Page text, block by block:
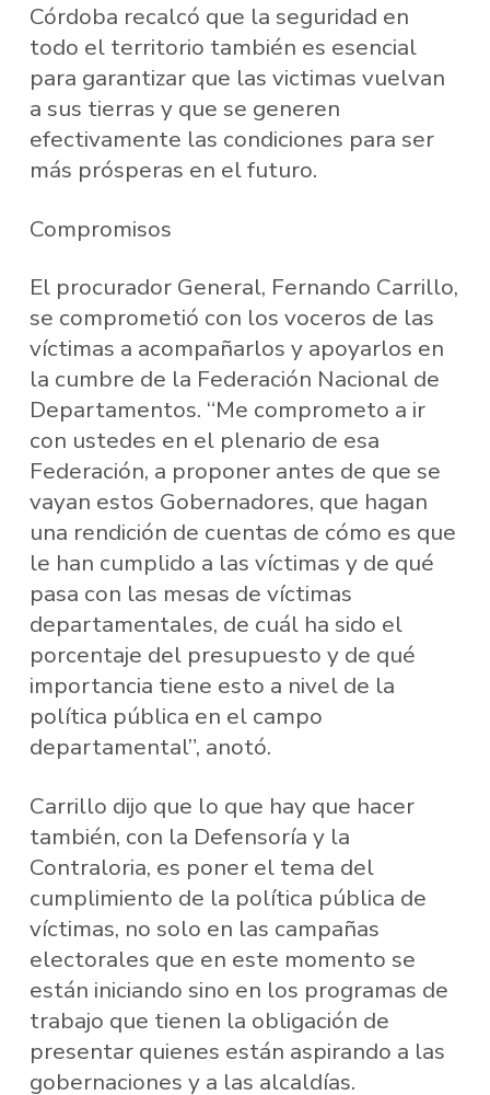
Córdoba recalcó que la seguridad en
todo el territorio también es esencial
para garantizar que las victimas vuelvan
a sus tierras y que se generen
efectivamente las condiciones para ser
más prósperas en el futuro.
Compromisos
El procurador General, Fernando Carrillo,
se comprometió con los voceros de las
víctimas a acompañarlos y apoyarlos en
la cumbre de la Federación Nacional de
Departamentos. “Me comprometo a ir
con ustedes en el plenario de esa
Federación, a proponer antes de que se
vayan estos Gobernadores, que hagan
una rendición de cuentas de cómo es que
le han cumplido a las víctimas y de qué
pasa con las mesas de víctimas
departamentales, de cuál ha sido el
porcentaje del presupuesto y de qué
importancia tiene esto a nivel de la
política pública en el campo
departamental”, anotó.
Carrillo dijo que lo que hay que hacer
también, con la Defensoría y la
Contraloria, es poner el tema del
cumplimiento de la política pública de
víctimas, no solo en las campañas
electorales que en este momento se
están iniciando sino en los programas de
trabajo que tienen la obligación de
presentar quienes están aspirando a las
gobernaciones y a las alcaldías.